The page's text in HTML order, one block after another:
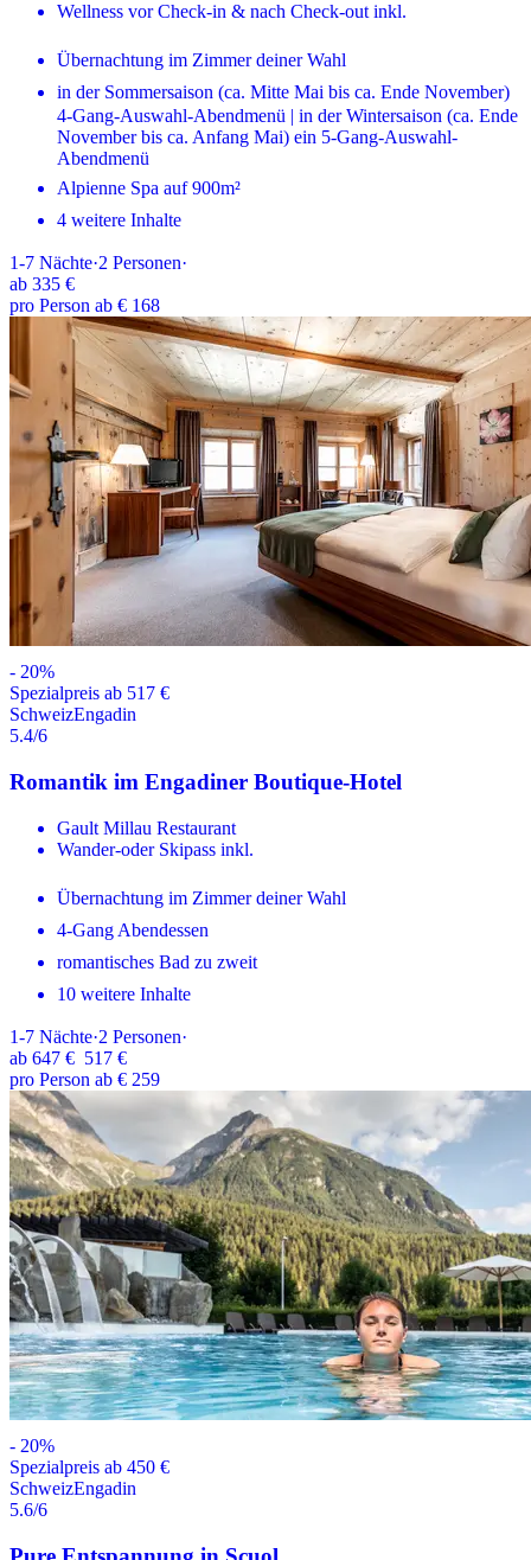
Wellness vor Check-in & nach Check-out inkl.
Übernachtung im Zimmer deiner Wahl
in der Sommersaison (ca. Mitte Mai bis ca. Ende November)
4-Gang-Auswahl-Abendmenü | in der Wintersaison (ca. Ende
November bis ca. Anfang Mai) ein 5-Gang-Auswahl-
Abendmenü
Alpienne Spa auf 900m²
4 weitere Inhalte
1-7 Nächte·2 Personen·
ab 335 €
pro Person ab € 168
- 20%
Spezialpreis ab 517 €
SchweizEngadin
5.4/6
Romantik im Engadiner Boutique-Hotel
Gault Millau Restaurant
Wander-oder Skipass inkl.
Übernachtung im Zimmer deiner Wahl
4-Gang Abendessen
romantisches Bad zu zweit
10 weitere Inhalte
1-7 Nächte·2 Personen·
ab 647 € 517 €
pro Person ab € 259
- 20%
Spezialpreis ab 450 €
SchweizEngadin
5.6/6